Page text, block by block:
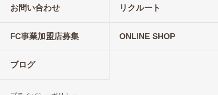
お問い合わせ リクルート
FC事業加盟店募集 ONLINE SHOP
ブログ